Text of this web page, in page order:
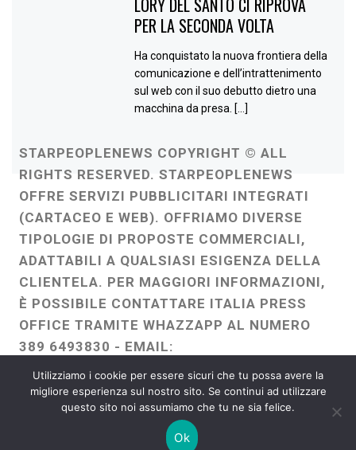
LORY DEL SANTO CI RIPROVA
PER LA SECONDA VOLTA
Ha conquistato la nuova frontiera della
comunicazione e dell’intrattenimento
sul web con il suo debutto dietro una
macchina da presa. […]
STARPEOPLENEWS COPYRIGHT © ALL
RIGHTS RESERVED. STARPEOPLENEWS
OFFRE SERVIZI PUBBLICITARI INTEGRATI
(CARTACEO E WEB). OFFRIAMO DIVERSE
TIPOLOGIE DI PROPOSTE COMMERCIALI,
ADATTABILI A QUALSIASI ESIGENZA DELLA
CLIENTELA. PER MAGGIORI INFORMAZIONI,
È POSSIBILE CONTATTARE ITALIA PRESS
OFFICE TRAMITE WHAZZAPP AL NUMERO
389 6493830 - EMAIL:
ITALIAPRESSOFFICE@GMAIL.COM
WEBMASTER :FRANCESCO GENTILE
FREELANCE
Utilizziamo i cookie per essere sicuri che tu possa avere la
migliore esperienza sul nostro sito. Se continui ad utilizzare
questo sito noi assumiamo che tu ne sia felice.
Ok